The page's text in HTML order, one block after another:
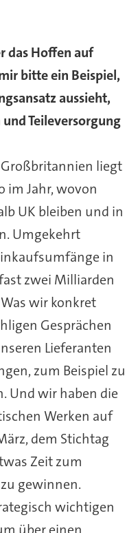
das Hoffen auf
bitte ein Beispiel,
aussieht,
Teileversorgung
liegt
im Jahr, wovon
UK bleiben und in
Umgekehrt
in
zwei Milliarden
wir konkret
Gesprächen
Lieferanten
zum Beispiel zu
Und wir haben die
Werken auf
dem Stichtag
Zeit zum
gewinnen.
wichtigen